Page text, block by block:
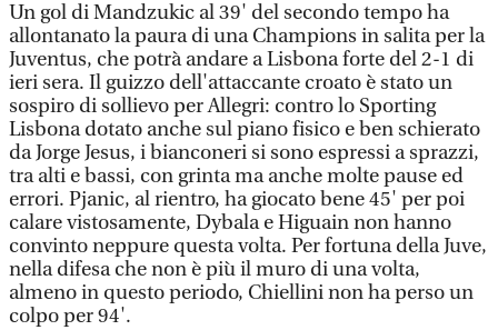
Un gol di Mandzukic al 39' del secondo tempo ha
allontanato la paura di una Champions in salita per la
Juventus, che potrà andare a Lisbona forte del 2-1 di
ieri sera. Il guizzo dell'attaccante croato è stato un
sospiro di sollievo per Allegri: contro lo Sporting
Lisbona dotato anche sul piano fisico e ben schierato
da Jorge Jesus, i bianconeri si sono espressi a sprazzi,
tra alti e bassi, con grinta ma anche molte pause ed
errori. Pjanic, al rientro, ha giocato bene 45' per poi
calare vistosamente, Dybala e Higuain non hanno
convinto neppure questa volta. Per fortuna della Juve,
nella difesa che non è più il muro di una volta,
almeno in questo periodo, Chiellini non ha perso un
colpo per 94'.